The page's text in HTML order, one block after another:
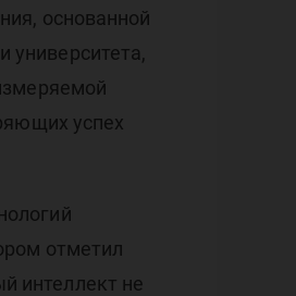
основанной
успех
отметил
интеллект не